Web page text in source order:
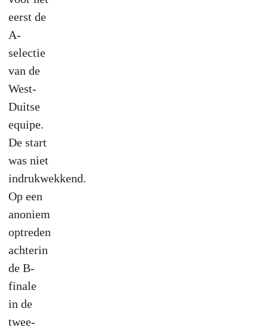
eerst de
A-
selectie
van de
West-
Duitse
equipe.
De start
was niet
indrukwekkend.
Op een
anoniem
optreden
achterin
de B-
finale
in de
twee-